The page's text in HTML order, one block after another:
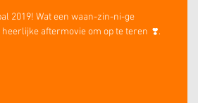
2019! Wat een waan-zin-ni-ge
heerlijke aftermovie om op te teren  ❣️.